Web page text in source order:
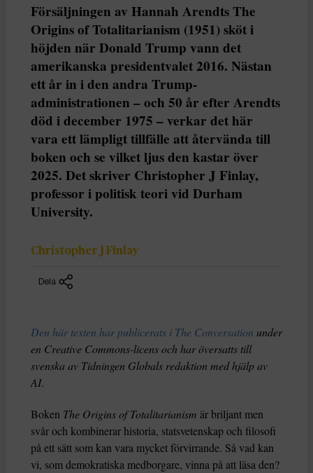
Försäljningen av Hannah Arendts The
Origins of Totalitarianism (1951) sköt i
höjden när Donald Trump vann det
amerikanska presidentvalet 2016. Nästan
ett år in i den andra Trump-
administrationen – och 50 år efter Arendts
död i december 1975 – verkar det här
vara ett lämpligt tillfälle att återvända till
boken och se vilket ljus den kastar över
2025. Det skriver Christopher J Finlay,
professor i politisk teori vid Durham
University.
Christopher J Finlay
Dela
Den här texten har publicerats i The Conversation under
en Creative Commons-licens och har översatts till
svenska av Tidningen Globals redaktion med hjälp av
AI.
Boken The Origins of Totalitarianism är briljant men
svår och kombinerar historia, statsvetenskap och filosofi
på ett sätt som kan vara mycket förvirrande. Så vad kan
vi, som demokratiska medborgare, vinna på att läsa den?